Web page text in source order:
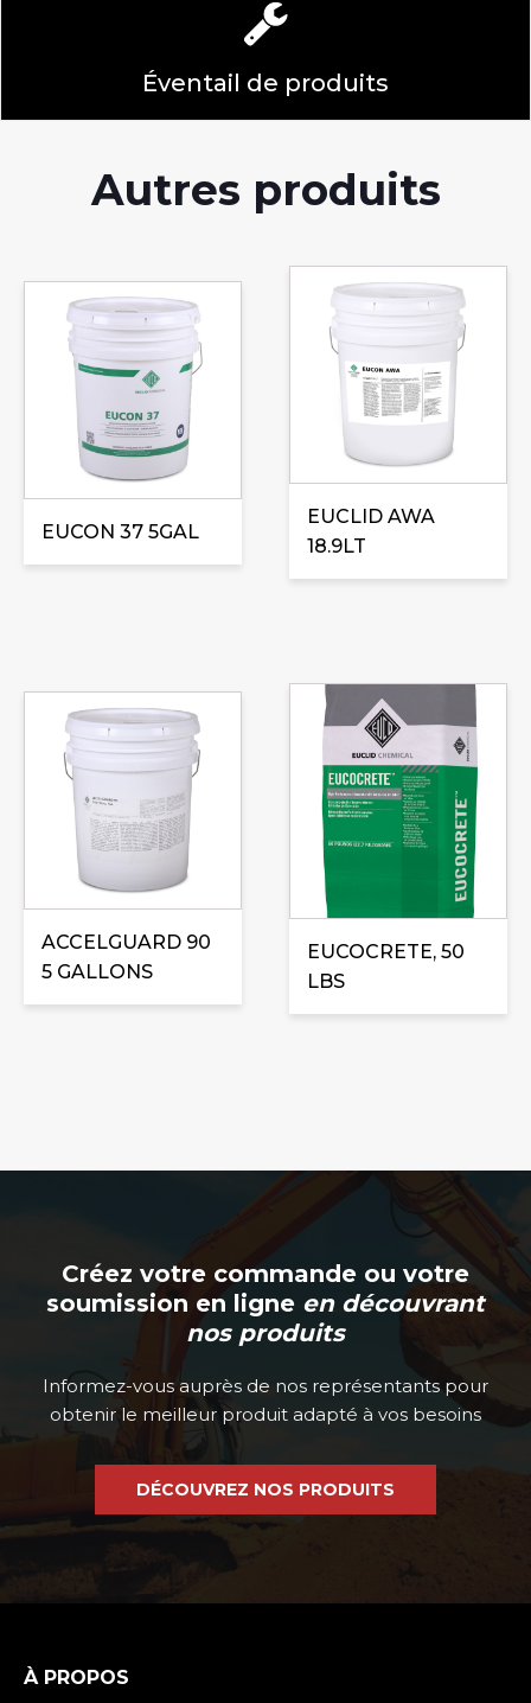
Éventail de produits
Autres produits
EUCON 37 5GAL
EUCLID AWA
18.9LT
ACCELGUARD 90
5 GALLONS
EUCOCRETE, 50
LBS
Créez votre commande ou votre
soumission en ligne en découvrant
nos produits
Informez-vous auprès de nos représentants pour
obtenir le meilleur produit adapté à vos besoins
DÉCOUVREZ NOS PRODUITS
À PROPOS